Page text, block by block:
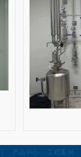
产品中心
工程案例